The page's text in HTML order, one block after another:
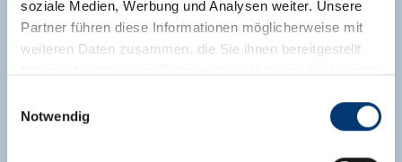
soziale Medien, Werbung und Analysen weiter. Unsere
Partner führen diese Informationen möglicherweise mit
weiteren Daten zusammen, die Sie ihnen bereitgestellt
Notwendig